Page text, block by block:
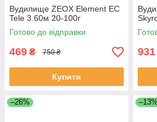
Вудилище ZEOX Element EС
Tele 3.60м 20-100г
Готово до відправки
469 ₴ 750 ₴
Купити
931
–26% –13%